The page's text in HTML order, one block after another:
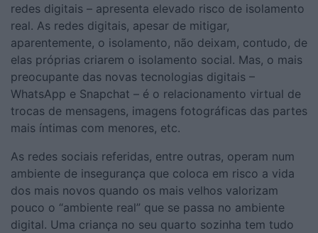
redes digitais – apresenta elevado risco de isolamento
real. As redes digitais, apesar de mitigar,
aparentemente, o isolamento, não deixam, contudo, de
elas próprias criarem o isolamento social. Mas, o mais
preocupante das novas tecnologias digitais –
WhatsApp e Snapchat – é o relacionamento virtual de
trocas de mensagens, imagens fotográficas das partes
mais íntimas com menores, etc.
As redes sociais referidas, entre outras, operam num
ambiente de insegurança que coloca em risco a vida
dos mais novos quando os mais velhos valorizam
pouco o “ambiente real” que se passa no ambiente
digital. Uma criança no seu quarto sozinha tem tudo